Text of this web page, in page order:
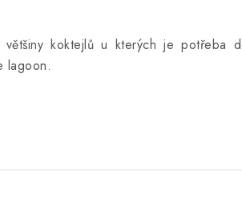
koktejlů u kterých je potřeba
lagoon.